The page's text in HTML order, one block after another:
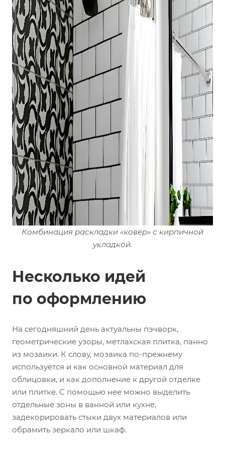
Комбинация раскладки «ковер» с кирпичной
укладкой.
Несколько идей
по оформлению
На сегодняшний день актуальны пэчворк,
геометрические узоры, метлахская плитка, панно
из мозаики. К слову, мозаика по-прежнему
используется и как основной материал для
облицовки, и как дополнение к другой отделке
или плитке. С помощью нее можно выделить
отдельные зоны в ванной или кухне,
задекорировать стыки двух материалов или
обрамить зеркало или шкаф.